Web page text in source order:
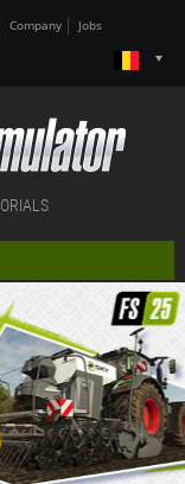
Company Jobs